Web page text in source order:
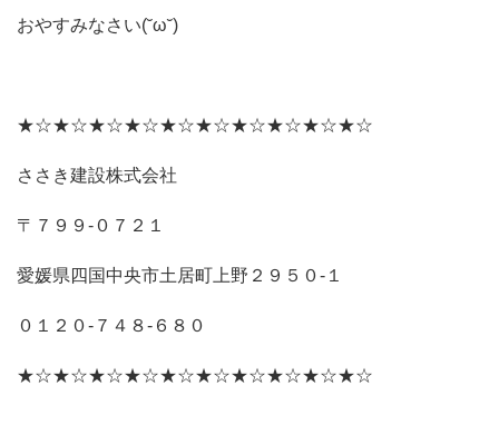
おやすみなさい(˘ω˘)
★☆★☆★☆★☆★☆★☆★☆★☆★☆★☆
ささき建設株式会社
〒７９９‐０７２１
愛媛県四国中央市土居町上野２９５０‐１
０１２０‐７４８‐６８０
★☆★☆★☆★☆★☆★☆★☆★☆★☆★☆